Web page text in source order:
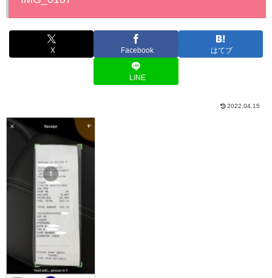
X Facebook はてブ
LINE
2022.04.15